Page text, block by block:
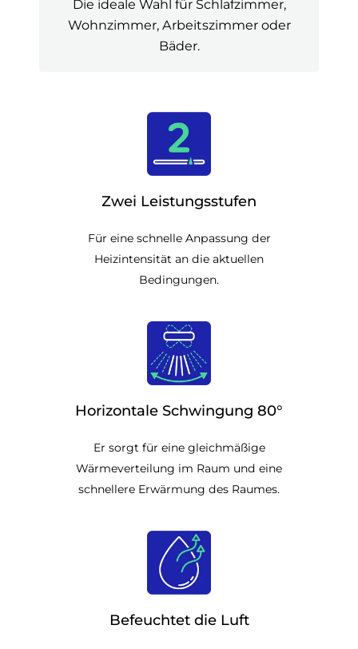
Die ideale Wahl für Schlafzimmer,
Wohnzimmer, Arbeitszimmer oder
Bäder.
Zwei Leistungsstufen
Für eine schnelle Anpassung der
Heizintensität an die aktuellen
Bedingungen.
Horizontale Schwingung 80°
Er sorgt für eine gleichmäßige
Wärmeverteilung im Raum und eine
schnellere Erwärmung des Raumes.
Befeuchtet die Luft